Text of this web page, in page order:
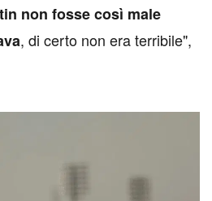
non fosse così male
, di certo non era terribile",